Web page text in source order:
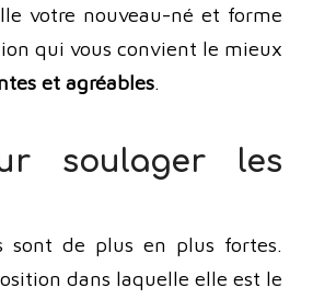
votre nouveau-né et forme
qui vous convient le mieux
et agréables.
soulager les
sont de plus en plus fortes.
dans laquelle elle est le